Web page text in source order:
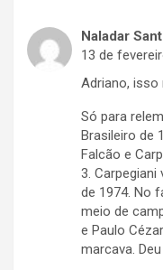
Naladar
13 de
Adriano, isso
Só para
Brasileiro de
Falcão e
3.
de 1974. No
meio de
e Paulo
marcava.